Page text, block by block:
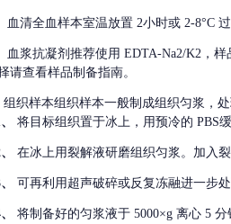
血清全血样本室温放置 2小时或 2-8°C
血浆抗凝剂推荐使用 EDTA-Na2/K2，样
请查看样品制备指南。
组织样本组织样本一般制成组织匀浆，处
将目标组织置于冰上，用预冷的 PBS
在冰上用裂解液研磨组织匀浆。加入
可再利用超声破碎或反复冻融进一步
将制备好的匀浆液于 5000×g 离心 5